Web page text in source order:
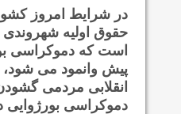
در شرایط امروز
حقوق اولیه شهروندی
است که دموکراسی
پیش وانمود می شود،
انقلابی مردمی
دموکراسی بورژوایی